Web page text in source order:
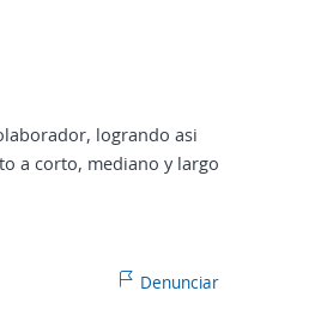
logrando asi
a corto, mediano y largo
Denunciar